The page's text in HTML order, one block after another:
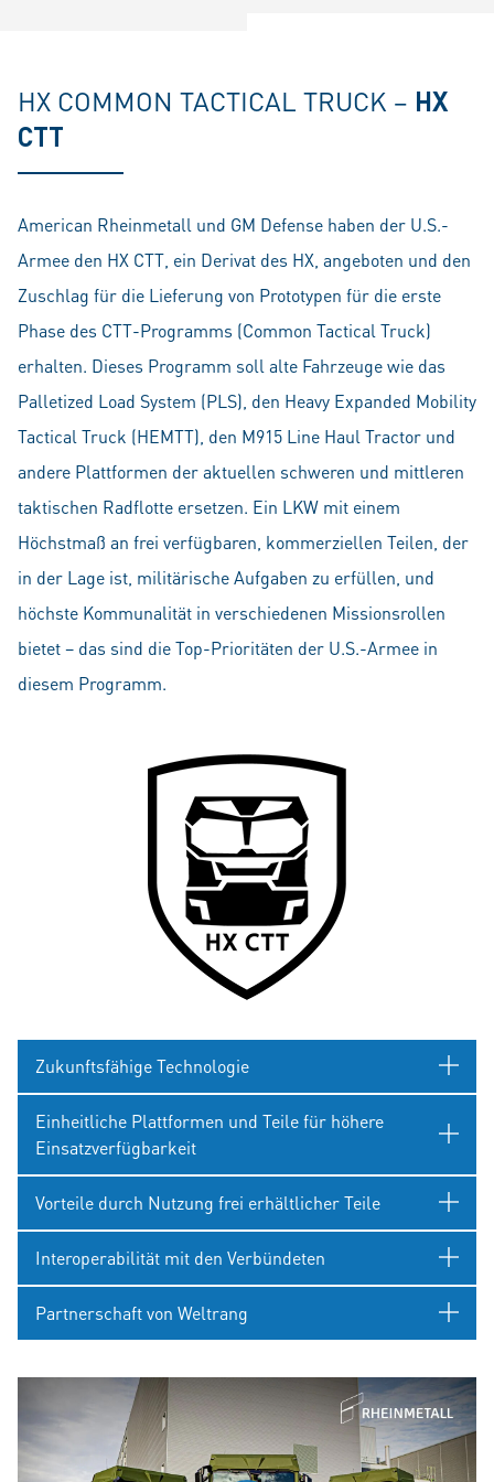
HX COMMON TACTICAL TRUCK – HX
CTT
American Rheinmetall und GM Defense haben der U.S.-
Armee den HX CTT, ein Derivat des HX, angeboten und den
Zuschlag für die Lieferung von Prototypen für die erste
Phase des CTT-Programms (Common Tactical Truck)
erhalten. Dieses Programm soll alte Fahrzeuge wie das
Palletized Load System (PLS), den Heavy Expanded Mobility
Tactical Truck (HEMTT), den M915 Line Haul Tractor und
andere Plattformen der aktuellen schweren und mittleren
taktischen Radflotte ersetzen. Ein LKW mit einem
Höchstmaß an frei verfügbaren, kommerziellen Teilen, der
in der Lage ist, militärische Aufgaben zu erfüllen, und
höchste Kommunalität in verschiedenen Missionsrollen
bietet – das sind die Top-Prioritäten der U.S.-Armee in
diesem Programm.
Zukunftsfähige Technologie
Einheitliche Plattformen und Teile für höhere
Einsatzverfügbarkeit
Vorteile durch Nutzung frei erhältlicher Teile
Interoperabilität mit den Verbündeten
Partnerschaft von Weltrang